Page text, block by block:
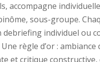
accompagne
sous-groupe.
debriefing individuel ou
règle d’or : ambiance
et critique constructive,